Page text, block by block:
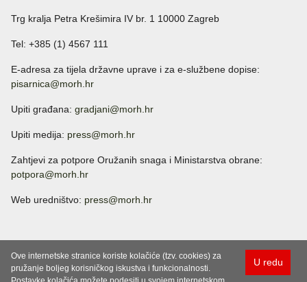
Trg kralja Petra Krešimira IV br. 1 10000 Zagreb
Tel: +385 (1) 4567 111
E-adresa za tijela državne uprave i za e-službene dopise:
pisarnica@morh.hr
Upiti građana: gradjani@morh.hr
Upiti medija: press@morh.hr
Zahtjevi za potpore Oružanih snaga i Ministarstva obrane:
potpora@morh.hr
Web uredništvo: press@morh.hr
U redu
Ove internetske stranice koriste kolačiće (tzv. cookies) za
pružanje boljeg korisničkog iskustva i funkcionalnosti.